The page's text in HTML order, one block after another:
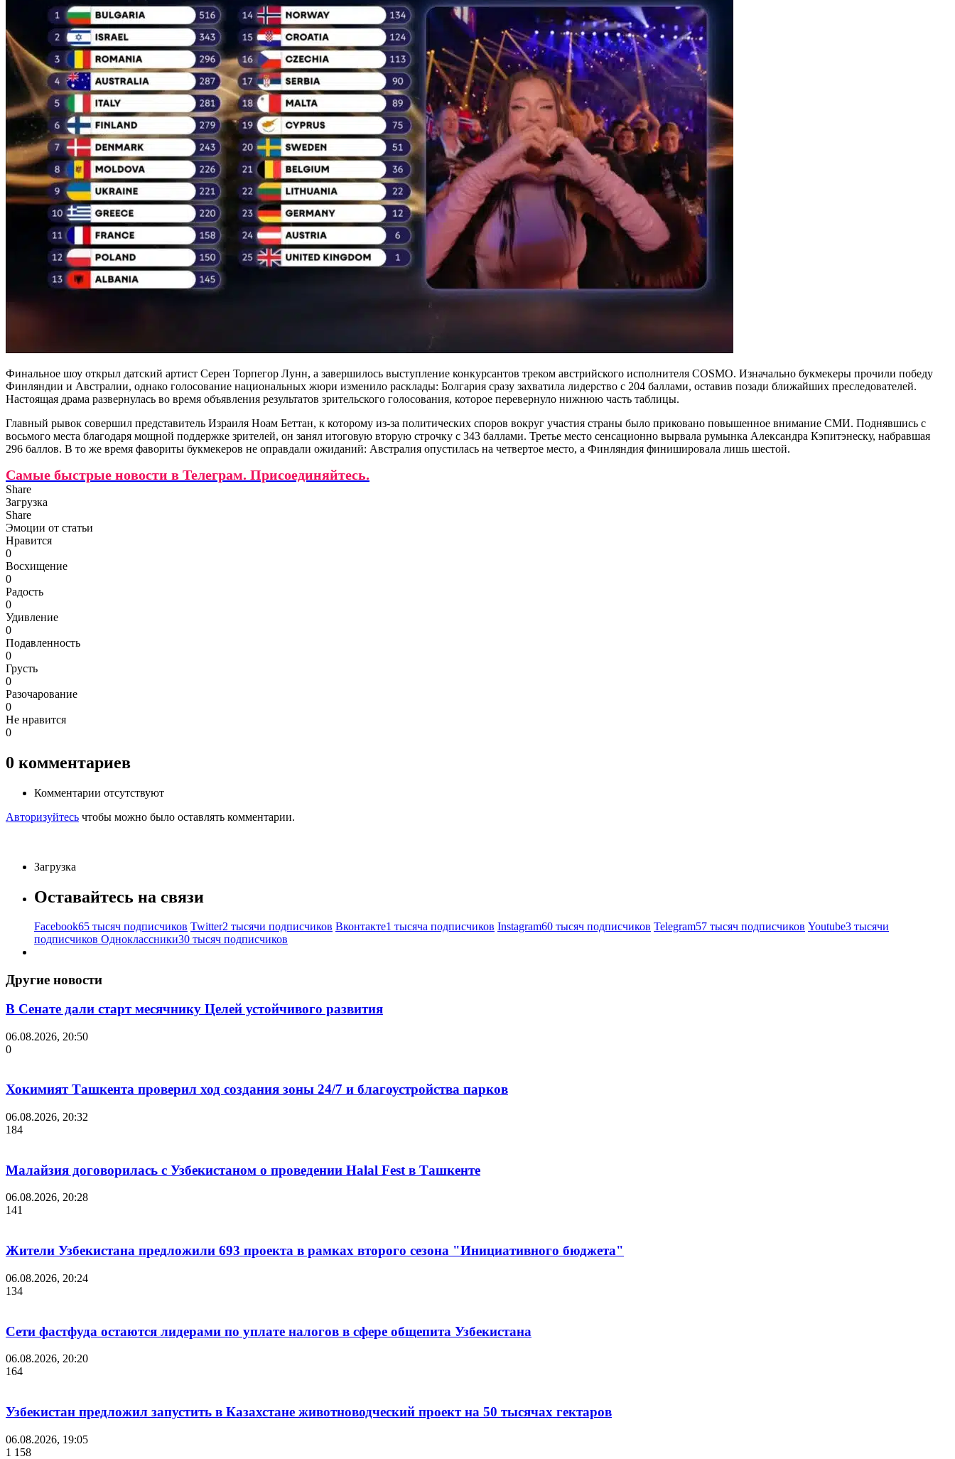
Финальное шоу открыл датский артист Серен Торпегор Лунн, а завершилось выступление конкурсантов треком австрийского исполнителя COSMO. Изначально букмекеры прочили победу
Финляндии и Австралии, однако голосование национальных жюри изменило расклады: Болгария сразу захватила лидерство с 204 баллами, оставив позади ближайших преследователей.
Настоящая драма развернулась во время объявления результатов зрительского голосования, которое перевернуло нижнюю часть таблицы.
Главный рывок совершил представитель Израиля Ноам Беттан, к которому из-за политических споров вокруг участия страны было приковано повышенное внимание СМИ. Поднявшись с
восьмого места благодаря мощной поддержке зрителей, он занял итоговую вторую строчку с 343 баллами. Третье место сенсационно вырвала румынка Александра Кэпитэнеску, набравшая
296 баллов. В то же время фавориты букмекеров не оправдали ожиданий: Австралия опустилась на четвертое место, а Финляндия финишировала лишь шестой.
Самые быстрые новости в Телеграм. Присоединяйтесь.
Share
Загрузка
Share
Эмоции от статьи
Нравится
0
Восхищение
0
Радость
0
Удивление
0
Подавленность
0
Грусть
0
Разочарование
0
Не нравится
0
0 комментариев
Комментарии отсутствуют
Авторизуйтесь чтобы можно было оставлять комментарии.
Загрузка
Оставайтесь на связи
Facebook65 тысяч подписчиков Twitter2 тысячи подписчиков Вконтакте1 тысяча подписчиков Instagram60 тысяч подписчиков Telegram57 тысяч подписчиков Youtube3 тысячи
подписчиков Одноклассники30 тысяч подписчиков
Другие новости
В Сенате дали старт месячнику Целей устойчивого развития
06.08.2026, 20:50
0
Хокимият Ташкента проверил ход создания зоны 24/7 и благоустройства парков
06.08.2026, 20:32
184
Малайзия договорилась с Узбекистаном о проведении Halal Fest в Ташкенте
06.08.2026, 20:28
141
Жители Узбекистана предложили 693 проекта в рамках второго сезона "Инициативного бюджета"
06.08.2026, 20:24
134
Сети фастфуда остаются лидерами по уплате налогов в сфере общепита Узбекистана
06.08.2026, 20:20
164
Узбекистан предложил запустить в Казахстане животноводческий проект на 50 тысячах гектаров
06.08.2026, 19:05
1 158